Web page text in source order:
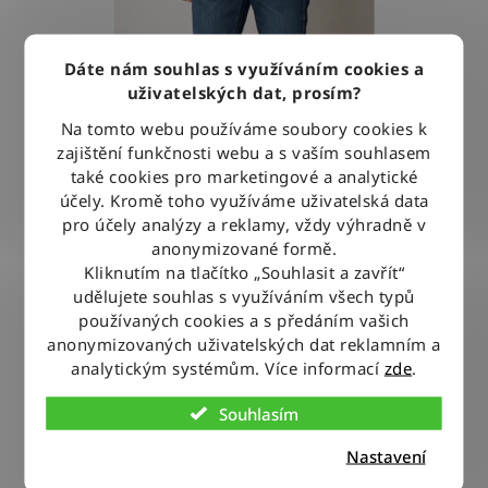
Dáte nám souhlas s využíváním cookies a
uživatelských dat, prosím?
Na tomto webu používáme soubory cookies k
zajištění funkčnosti webu a s vaším souhlasem
také cookies pro marketingové a analytické
účely. Kromě toho využíváme uživatelská data
pro účely analýzy a reklamy, vždy výhradně v
anonymizované formě.
Kliknutím na tlačítko „Souhlasit a zavřít“
udělujete souhlas s využíváním všech typů
používaných cookies a s předáním vašich
anonymizovaných uživatelských dat reklamním a
analytickým systémům. Více informací zde.
Souhlasím
Nastavení
Kalhoty Wrangler GREENSBORO FOR REAL
Průměrné
hodnocení
produktu
je
5,0
od1 940 Kč
DETAIL